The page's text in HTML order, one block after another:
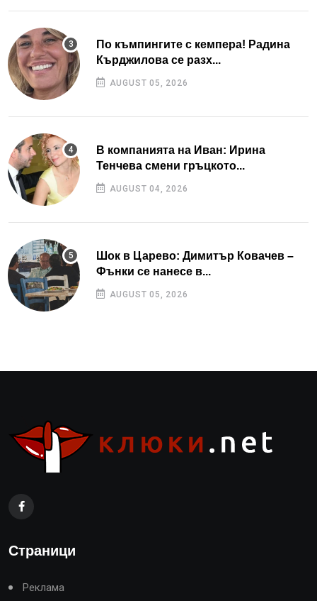
По къмпингите с кемпера! Радина
Кърджилова се разх...
AUGUST 05, 2026
В компанията на Иван: Ирина
Тенчева смени гръцкото...
AUGUST 04, 2026
Шок в Царево: Димитър Ковачев –
Фънки се нанесе в...
AUGUST 05, 2026
Страници
Реклама